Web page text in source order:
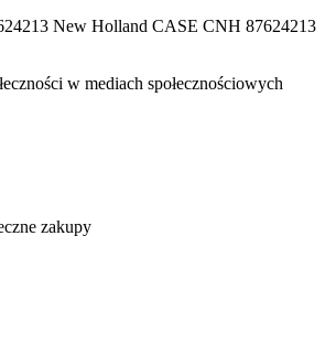
w mediach społecznościowych
zakupy